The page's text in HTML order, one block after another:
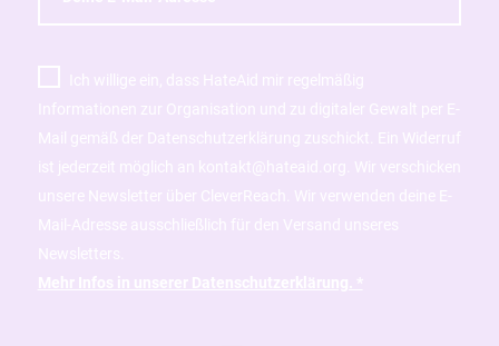
Ich willige ein, dass HateAid mir regelmäßig
Informationen zur Organisation und zu digitaler Gewalt per E-
Mail gemäß der Datenschutzerklärung zuschickt. Ein Widerruf
ist jederzeit möglich an kontakt@hateaid.org. Wir verschicken
unsere Newsletter über CleverReach. Wir verwenden deine E-
Mail-Adresse ausschließlich für den Versand unseres
Newsletters.
Mehr Infos in unserer Datenschutzerklärung. *